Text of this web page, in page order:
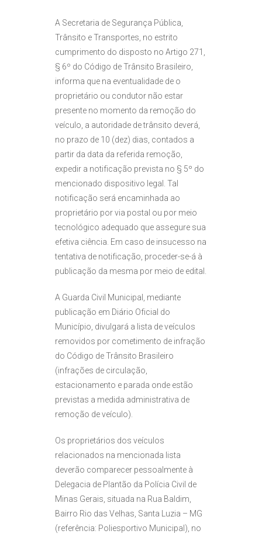
A Secretaria de Segurança Pública,
Trânsito e Transportes, no estrito
cumprimento do disposto no Artigo 271,
§ 6º do Código de Trânsito Brasileiro,
informa que na eventualidade de o
proprietário ou condutor não estar
presente no momento da remoção do
veículo, a autoridade de trânsito deverá,
no prazo de 10 (dez) dias, contados a
partir da data da referida remoção,
expedir a notificação prevista no § 5º do
mencionado dispositivo legal. Tal
notificação será encaminhada ao
proprietário por via postal ou por meio
tecnológico adequado que assegure sua
efetiva ciência. Em caso de insucesso na
tentativa de notificação, proceder-se-á à
publicação da mesma por meio de edital.
A Guarda Civil Municipal, mediante
publicação em Diário Oficial do
Município, divulgará a lista de veículos
removidos por cometimento de infração
do Código de Trânsito Brasileiro
(infrações de circulação,
estacionamento e parada onde estão
previstas a medida administrativa de
remoção de veículo).
Os proprietários dos veículos
relacionados na mencionada lista
deverão comparecer pessoalmente à
Delegacia de Plantão da Polícia Civil de
Minas Gerais, situada na Rua Baldim,
Bairro Rio das Velhas, Santa Luzia – MG
(referência: Poliesportivo Municipal), no